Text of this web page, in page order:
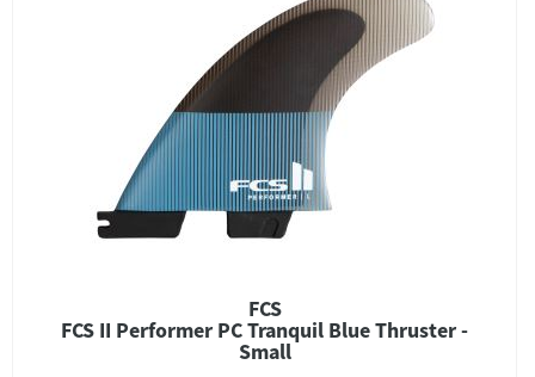
FCS
FCS II Performer PC Tranquil Blue Thruster -
Small